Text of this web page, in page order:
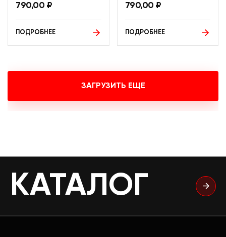
790,00 ₽
ПОДРОБНЕЕ
790,00 ₽
ПОДРОБНЕЕ
ЗАГРУЗИТЬ ЕЩЕ
КАТАЛОГ